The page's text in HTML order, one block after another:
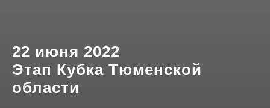
22 июня 2022
Этап Кубка Тюменской
области